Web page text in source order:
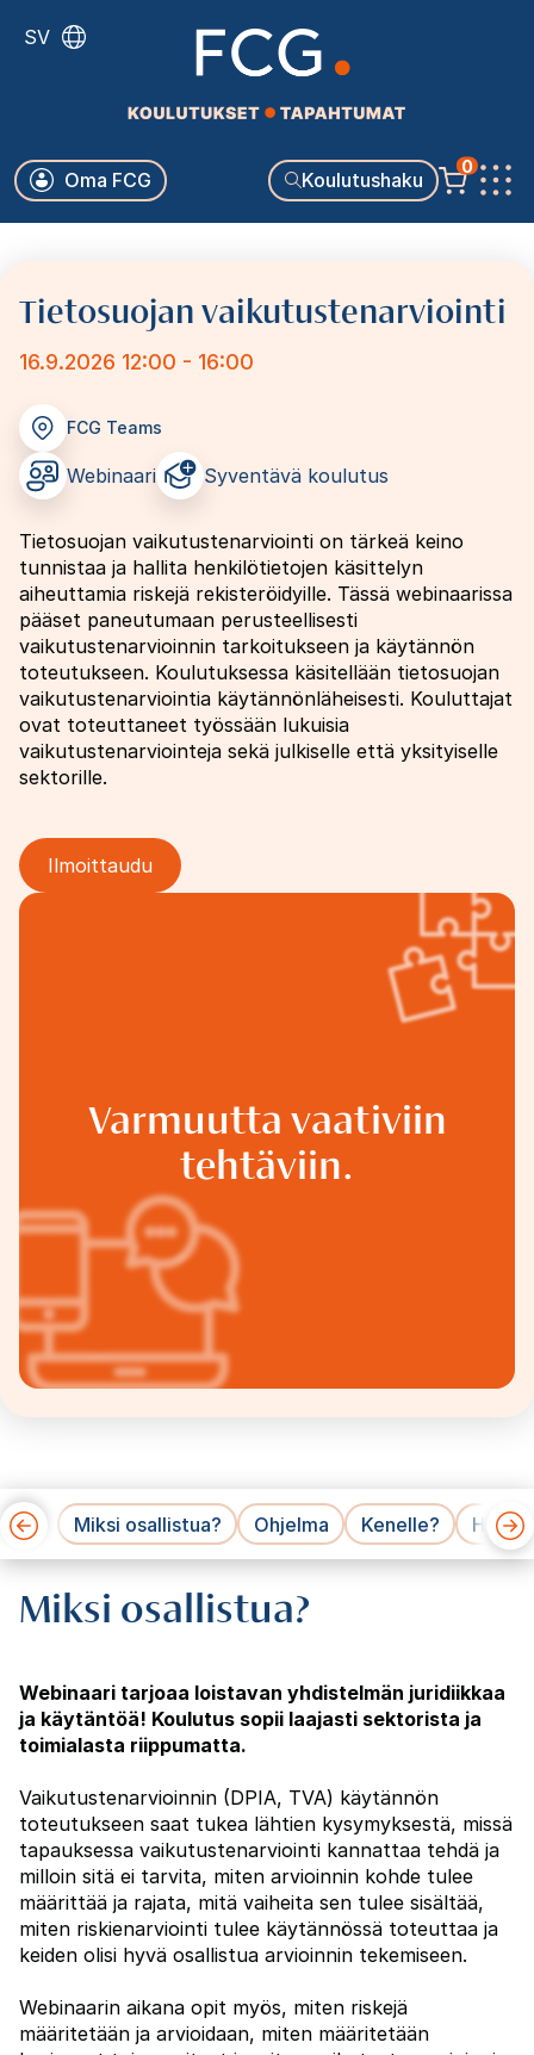
pääsisältöön
SV
Koulutushaku
Käyttäjävalikko
Oma FCG
0
Tietosuojan vaikutustenarviointi
16.9.2026 12:00 - 16:00
FCG Teams
Webinaari Syventävä koulutus
Tietosuojan vaikutustenarviointi on tärkeä keino
tunnistaa ja hallita henkilötietojen käsittelyn
aiheuttamia riskejä rekisteröidyille. Tässä webinaarissa
pääset paneutumaan perusteellisesti
vaikutustenarvioinnin tarkoitukseen ja käytännön
toteutukseen. Koulutuksessa käsitellään tietosuojan
vaikutustenarviointia käytännönläheisesti. Kouluttajat
ovat toteuttaneet työssään lukuisia
vaikutustenarviointeja sekä julkiselle että yksityiselle
sektorille.
Ilmoittaudu
Image
Varmuutta vaativiin
tehtäviin.
Miksi osallistua? Ohjelma Kenelle? Hinnat
Miksi osallistua?
Webinaari tarjoaa loistavan yhdistelmän juridiikkaa
ja käytäntöä! Koulutus sopii laajasti sektorista ja
toimialasta riippumatta.
Vaikutustenarvioinnin (DPIA, TVA) käytännön
toteutukseen saat tukea lähtien kysymyksestä, missä
tapauksessa vaikutustenarviointi kannattaa tehdä ja
milloin sitä ei tarvita, miten arvioinnin kohde tulee
määrittää ja rajata, mitä vaiheita sen tulee sisältää,
miten riskienarviointi tulee käytännössä toteuttaa ja
keiden olisi hyvä osallistua arvioinnin tekemiseen.
Webinaarin aikana opit myös, miten riskejä
määritetään ja arvioidaan, miten määritetään